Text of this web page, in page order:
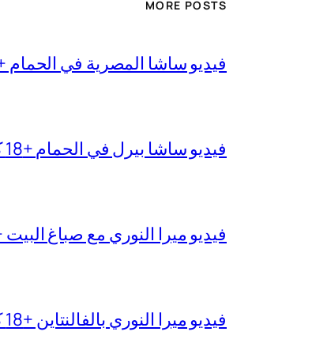
MORE POSTS
فيديو ساشا المصرية في الحمام +18 كامل بجودة
فيديو ساشا بيرل في الحمام +18 كامل بدقة عالية
فيديو ميرا النوري مع صباغ البيت +20 كامل بجودة
فيديو ميرا النوري بالفالنتاين +18 كامل بدون تغبيش